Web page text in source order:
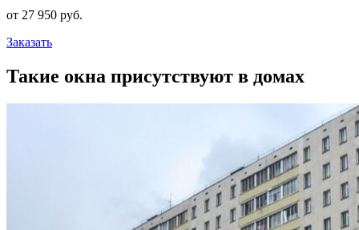
от 27 950 pуб.
Заказать
Такие окна присутствуют в домах